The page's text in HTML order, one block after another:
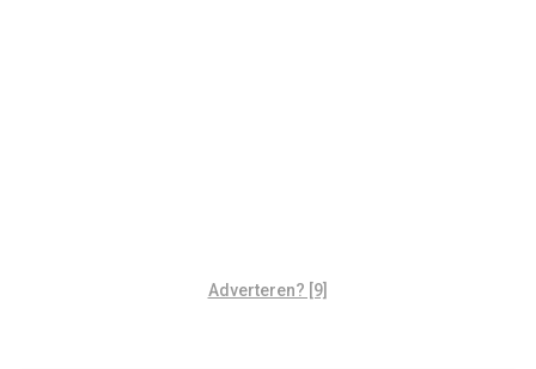
Adverteren? [9]